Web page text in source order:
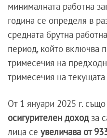
минималната работна
година се определя в
средната брутна
период, който включва
тримесечия на
тримесечия на текущата
От 1 януари 2025 г. също
осигурителен доходза
лица се увеличава от